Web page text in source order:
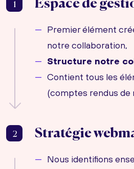
1 Espace de
Premier élément
notre collaboration,
Structure notre
Contient tous les
(comptes rendus de
2 Stratégie
Nous identifions